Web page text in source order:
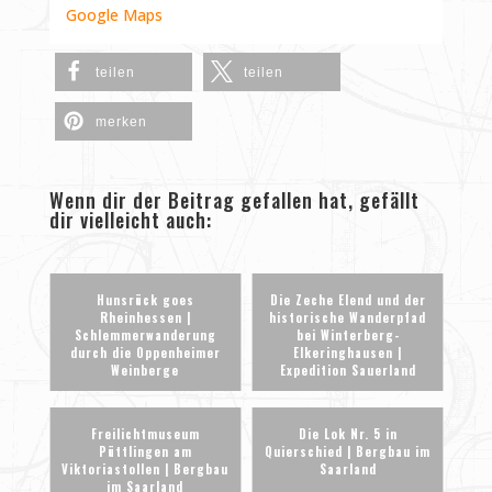
Google Maps
teilen teilen
merken
Wenn dir der Beitrag gefallen hat, gefällt
dir vielleicht auch:
Hunsrück goes
Rheinhessen |
Schlemmerwanderung
durch die Oppenheimer
Weinberge
Die Zeche Elend und der
historische Wanderpfad
bei Winterberg-
Elkeringhausen |
Expedition Sauerland
Freilichtmuseum
Püttlingen am
Viktoriastollen | Bergbau
im Saarland
Die Lok Nr. 5 in
Quierschied | Bergbau im
Saarland